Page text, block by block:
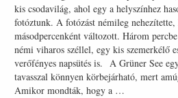
kis csodavilág, ahol egy a helyszínhez
fotóztunk. A fotózást némileg
másodpercenként változott. Három
némi viharos széllel, egy kis szemerkélő
verőfényes napsütés is. A Grüner See
tavasszal könnyen körbejárható, mert
Amikor mondták, hogy a …